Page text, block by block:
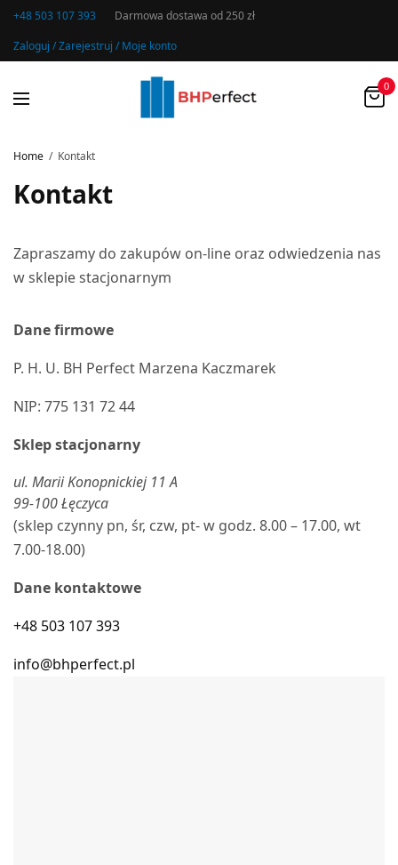
+48 503 107 393 Darmowa dostawa od 250 zł
Zaloguj / Zarejestruj / Moje konto
0
Home Kontakt
Kontakt
Zapraszamy do zakupów on-line oraz odwiedzenia nas
w sklepie stacjonarnym
Dane firmowe
P. H. U. BH Perfect Marzena Kaczmarek
NIP: 775 131 72 44
Sklep stacjonarny
ul. Marii Konopnickiej 11 A
99-100 Łęczyca
(sklep czynny pn, śr, czw, pt- w godz. 8.00 – 17.00, wt
7.00-18.00)
Dane kontaktowe
+48 503 107 393
info@bhperfect.pl